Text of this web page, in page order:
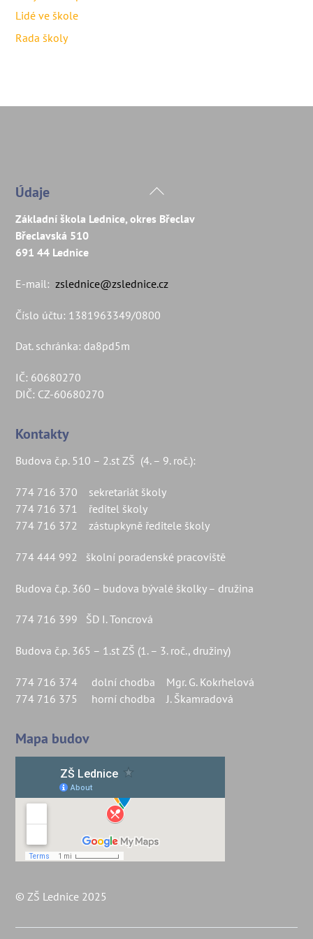
Lidé ve škole
Rada školy
Back
Top
Údaje
Základní škola Lednice, okres Břeclav
Břeclavská 510
691 44 Lednice
E-mail:zslednice@zslednice.cz
Číslo účtu: 1381963349/0800
Dat. schránka: da8pd5m
IČ: 60680270
DIČ: CZ-60680270
Kontakty
Budova č.p. 510 – 2.st ZŠ (4. – 9. roč.):
774 716 370 sekretariát školy
774 716 371 ředitel školy
774 716 372 zástupkyně ředitele školy
774 444 992 školní poradenské pracoviště
Budova č.p. 360 – budova bývalé školky – družina
774 716 399 ŠD I. Toncrová
Budova č.p. 365 – 1.st ZŠ (1. – 3. roč., družiny)
774 716 374 dolní chodba Mgr. G. Kokrhelová
774 716 375 horní chodba J. Škamradová
Mapa budov
© ZŠ Lednice 2025